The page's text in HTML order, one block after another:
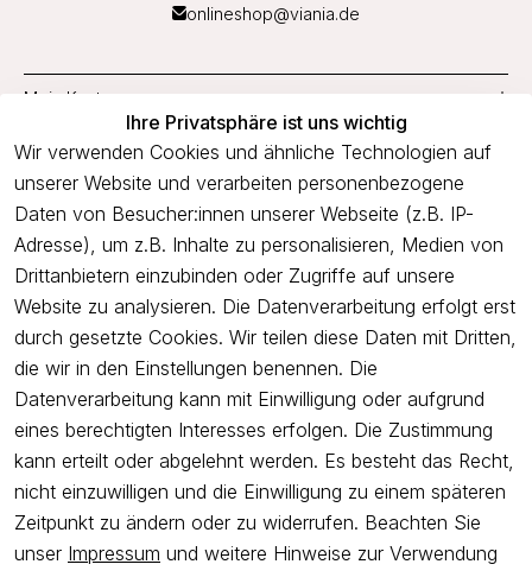
Ihre Privatsphäre ist uns wichtig
Wir verwenden Cookies und ähnliche Technologien auf
unserer Website und verarbeiten personenbezogene
Daten von Besucher:innen unserer Webseite (z.B. IP-
Adresse), um z.B. Inhalte zu personalisieren, Medien von
Drittanbietern einzubinden oder Zugriffe auf unsere
Website zu analysieren. Die Datenverarbeitung erfolgt erst
durch gesetzte Cookies. Wir teilen diese Daten mit Dritten,
die wir in den Einstellungen benennen. Die
Datenverarbeitung kann mit Einwilligung oder aufgrund
eines berechtigten Interesses erfolgen. Die Zustimmung
kann erteilt oder abgelehnt werden. Es besteht das Recht,
nicht einzuwilligen und die Einwilligung zu einem späteren
Zeitpunkt zu ändern oder zu widerrufen. Beachten Sie
unser Impressum und weitere Hinweise zur Verwendung
onlineshop@viania.de
Mein Konto
Service
Unternehmen
Newsletter
Freue dich über 5€ Rabatt bei deiner nächsten Bestellung und
profitiere von Angeboten.
Newsletter abonnieren
Ich bestätige hiermit, dass ich die Datenschutzerklärung
gelesen
habe. Ich kann meine Einwilligung jederzeit widerrufen.